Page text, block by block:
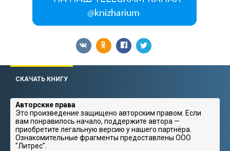
СКАЧАТЬ КНИГУ
Авторские права
Это произведение защищено авторским правом. Если
вам понравилось начало, поддержите автора —
приобретите легальную версию у нашего партнёра.
Ознакомительные фрагменты предоставлены ООО
"Литрес".